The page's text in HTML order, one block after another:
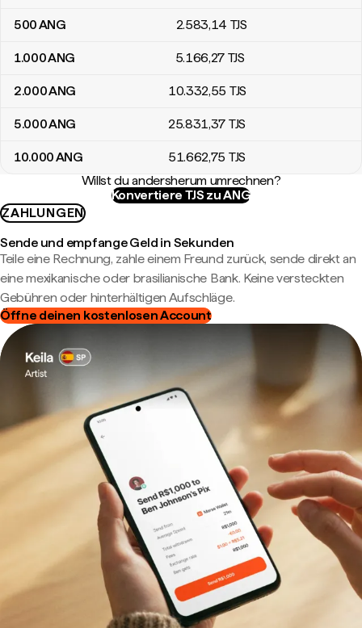
500ANG 2.583,14 TJS
1.000ANG 5.166,27 TJS
2.000ANG 10.332,55 TJS
5.000ANG 25.831,37 TJS
10.000ANG 51.662,75 TJS
Willst du andersherum umrechnen?
Konvertiere TJS zu ANG
ZAHLUNGEN
Sende und empfange Geld in Sekunden
Teile eine Rechnung, zahle einem Freund zurück, sende direkt an
eine mexikanische oder brasilianische Bank. Keine versteckten
Gebühren oder hinterhältigen Aufschläge.
Öffne deinen kostenlosen Account